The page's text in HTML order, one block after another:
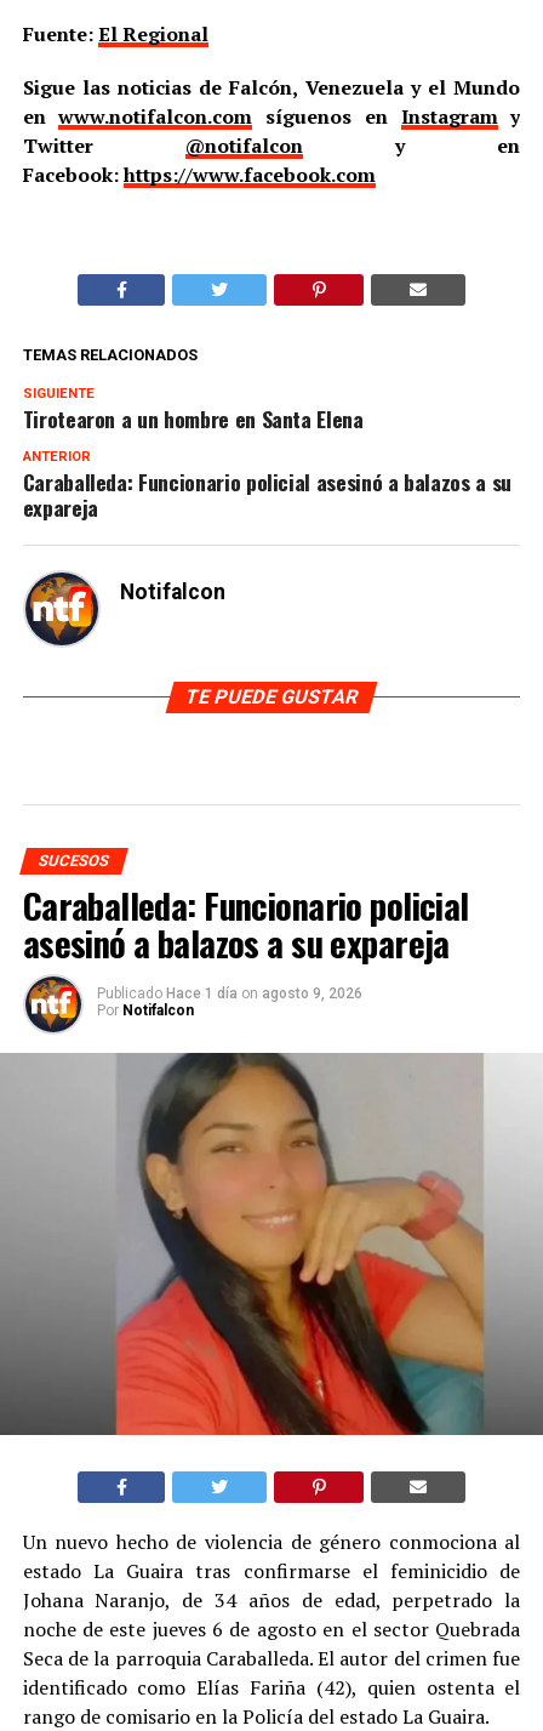
Fuente:El Regional
Sigue las noticias de Falcón, Venezuela y el Mundo
enwww.notifalcon.com síguenos en Instagramy
Twitter @notifalcony en
Facebook:https://www.facebook.com
TEMAS RELACIONADOS
SIGUIENTE
Tirotearon a un hombre en Santa Elena
ANTERIOR
Caraballeda: Funcionario policial asesinó a balazos a su
expareja
Notifalcon
TE PUEDE GUSTAR
SUCESOS
Caraballeda: Funcionario policial
asesinó a balazos a su expareja
Publicado Hace 1 día on agosto 9, 2026
Por Notifalcon
Un nuevo hecho de violencia de género conmociona al
estado La Guaira tras confirmarse el feminicidio de
Johana Naranjo, de 34 años de edad, perpetrado la
noche de este jueves 6 de agosto en el sector Quebrada
Seca de la parroquia Caraballeda. El autor del crimen fue
identificado como Elías Fariña (42), quien ostenta el
rango de comisario en la Policía del estado La Guaira.